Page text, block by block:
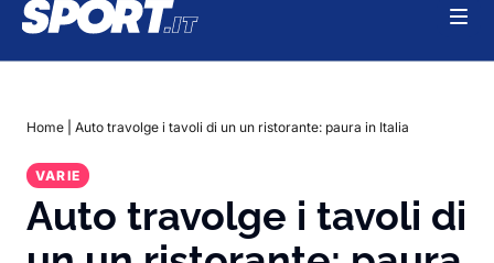
Home Auto travolge i tavoli di un un ristorante: paura in Italia
VARIE
Auto travolge i tavoli di